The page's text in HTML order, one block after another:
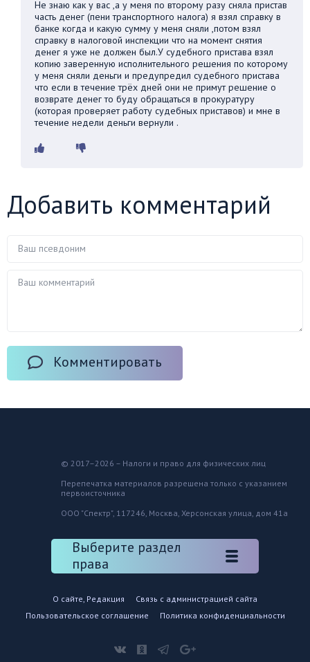
Не знаю как у вас ,а у меня по второму разу сняла пристав
часть денег (пени транспортного налога) я взял справку в
банке когда и какую сумму у меня сняли ,потом взял
справку в налоговой инспекции что на момент снятия
денег я уже не должен был.У судебного пристава взял
копию заверенную исполнительного решения по которому
у меня сняли деньги и предупредил судебного пристава
что если в течение трёх дней они не примут решение о
возврате денег то буду обращаться в прокуратуру
(которая проверяет работу судебных приставов) и мне в
течение недели деньги вернули .
Добавить комментарий
Комментировать
© 2017–2026 – Налоги и право для физических лиц
Перепечатка материалов разрешена только с указанием
первоисточника
ООО "Спектр", 117246, Москва, Херсонская улица, дом 41а
Выберите раздел
права
О сайте, Редакция
Связь с администрацией сайта
Пользовательское соглашение
Политика конфиденциальности